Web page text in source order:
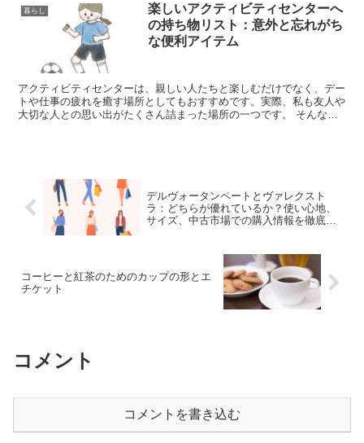
暮らし
楽しいアクティビティセンターへ
の持ち物リスト：意外と忘れがち
な便利アイテム
アクティビティセンターは、親しい人たちと楽しむだけでなく、デー
トや仕事の疲れを癒す場所としてもおすすめです。実際、私も友人や
大切な人との思い出がたくさん詰まった場所の一つです。 そんな中
デルヴォータンペートとヴァレクスト
ラ：どちらが優れているか？使い心地、
サイズ、中古市場での購入情報を徹底比
コーヒーと紅茶のためのカップの形とエ
チケット
コメント
コメントを書き込む